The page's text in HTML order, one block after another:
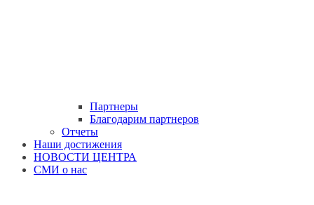
Партнеры
Благодарим партнеров
Отчеты
Наши достижения
НОВОСТИ ЦЕНТРА
СМИ о нас